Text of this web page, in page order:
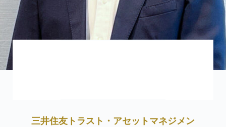
三井住友トラスト・アセットマネジメン